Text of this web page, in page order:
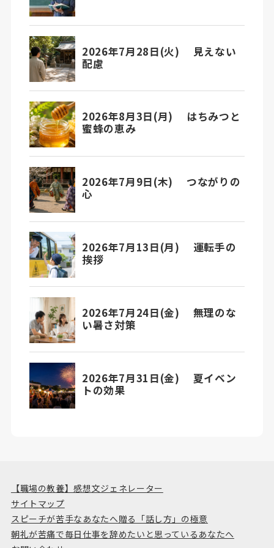
【職場の教養】感想文ジェネレーター
サイトマップ
スピーチが苦手なあなたへ贈る「話し方」の極意
朝礼が苦痛で毎日仕事を辞めたいと思っているあなたへ